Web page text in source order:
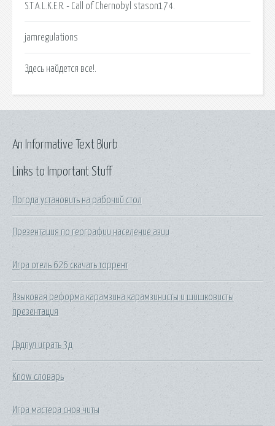
S.T.A.L.K.E.R. - Call of Chernobyl stason174.
jamregulations
Здесь найдется все!.
Links to Important Stuff
Погода установить на рабочий стол
Презентация по географии население азии
Игра отель 626 скачать торрент
Языковая реформа карамзина карамзинисты и шишковисты
презентация
Дэдпул играть 3д
Know словарь
Игра мастера снов читы
An Informative Text Blurb